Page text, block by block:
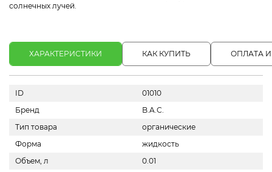
солнечных лучей.
ХАРАКТЕРИСТИКИ КАК КУПИТЬ ОПЛАТА
ID
01010
Бренд
B.A.C.
Тип товара
органические
Форма
жидкость
Объем, л
0.01